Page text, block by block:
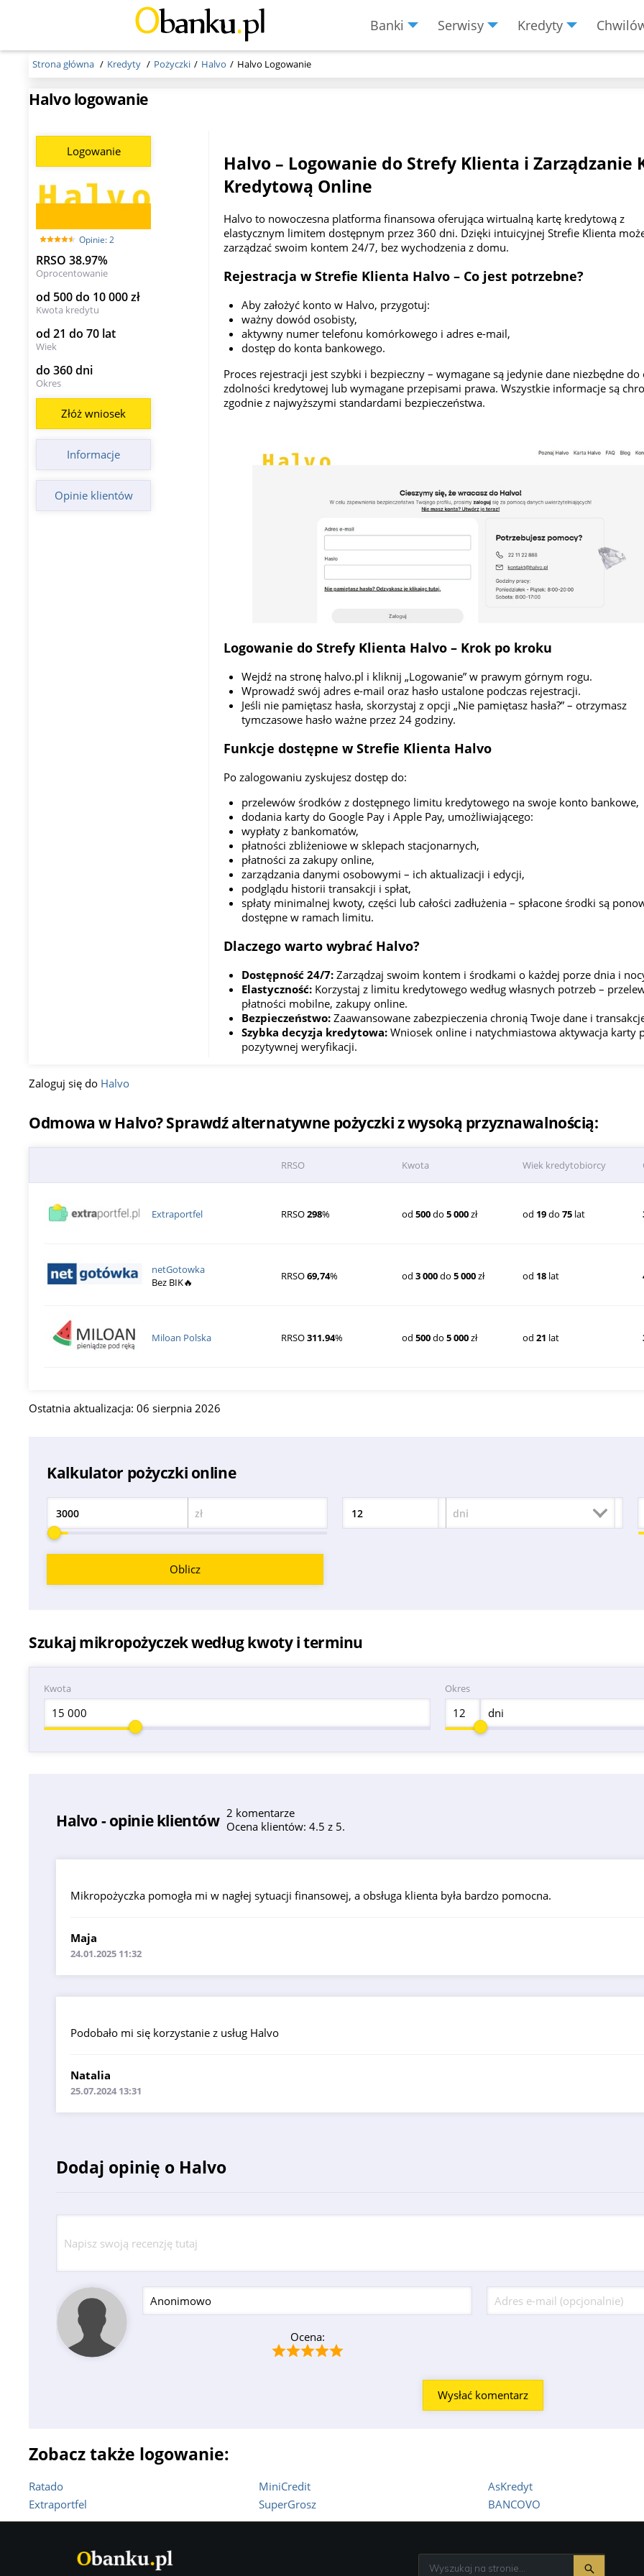
Banki Serwisy Kredyty
Menu
Strona główna Kredyty Pożyczki Halvo Halvo Logowanie
Halvo logowanie
Logowanie
Opinie: 2
RRSO 38.97%
Oprocentowanie
od 500 do 10 000 zł
Kwota kredytu
od 21 do 70 lat
Wiek
do 360 dni
Okres
Złóż wniosek
Informacje
Opinie klientów
Halvo – Logowanie do Strefy Klienta i Zarządzanie
Kredytową Online
Halvo to nowoczesna platforma finansowa oferująca wirtualną kartę kredytową z
elastycznym limitem dostępnym przez 360 dni. Dzięki intuicyjnej Strefie Klienta
zarządzać swoim kontem 24/7, bez wychodzenia z domu.
Rejestracja w Strefie Klienta Halvo – Co jest potrzebne?
Aby założyć konto w Halvo, przygotuj:
ważny dowód osobisty,
aktywny numer telefonu komórkowego i adres e-mail,
dostęp do konta bankowego.
Proces rejestracji jest szybki i bezpieczny – wymagane są jedynie dane niezbędne do
zdolności kredytowej lub wymagane przepisami prawa. Wszystkie informacje są
zgodnie z najwyższymi standardami bezpieczeństwa.
Logowanie do Strefy Klienta Halvo – Krok po kroku
Wejdź na stronę halvo.pl i kliknij „Logowanie” w prawym górnym rogu.
Wprowadź swój adres e-mail oraz hasło ustalone podczas rejestracji.
Jeśli nie pamiętasz hasła, skorzystaj z opcji „Nie pamiętasz hasła?” – otrzymasz
tymczasowe hasło ważne przez 24 godziny.
Funkcje dostępne w Strefie Klienta Halvo
Po zalogowaniu zyskujesz dostęp do:
przelewów środków z dostępnego limitu kredytowego na swoje konto bankowe,
dodania karty do Google Pay i Apple Pay, umożliwiającego:
wypłaty z bankomatów,
płatności zbliżeniowe w sklepach stacjonarnych,
płatności za zakupy online,
zarządzania danymi osobowymi – ich aktualizacji i edycji,
podglądu historii transakcji i spłat,
spłaty minimalnej kwoty, części lub całości zadłużenia – spłacone środki są
dostępne w ramach limitu.
Dlaczego warto wybrać Halvo?
Dostępność 24/7: Zarządzaj swoim kontem i środkami o każdej porze dnia i
Elastyczność: Korzystaj z limitu kredytowego według własnych potrzeb –
płatności mobilne, zakupy online.
Bezpieczeństwo: Zaawansowane zabezpieczenia chronią Twoje dane i
Szybka decyzja kredytowa: Wniosek online i natychmiastowa aktywacja karty
pozytywnej weryfikacji.
Zaloguj się do Halvo
Odmowa w Halvo? Sprawdź alternatywne pożyczki z wysoką przyznawalnością:
RRSO Kwota Wiek kredytobiorcy
Extraportfel RRSO298% od500do5 000zł od 19do 75lat
netGotowka
Bez BIK🔥
RRSO69,74% od3 000do5 000zł od 18lat
Miloan Polska RRSO311.94% od500do5 000zł od 21 lat
Ostatnia aktualizacja: 06 sierpnia 2026
Kalkulator pożyczki online
Kwota zł Okres dni
Oblicz
Szukaj mikropożyczek według kwoty i terminu
Kwota Okres
dni
Halvo - opinie klientów 2 komentarze
Ocena klientów: 4.5 z 5.
Mikropożyczka pomogła mi w nagłej sytuacji finansowej, a obsługa klienta była bardzo pomocna.
Maja
24.01.2025 11:32
Podobało mi się korzystanie z usług Halvo
Natalia
25.07.2024 13:31
Dodaj opinię o Halvo
Ocena:
Zobacz także logowanie:
Ratado
Extraportfel
MiniCredit
SuperGrosz
AsKredyt
BANCOVO